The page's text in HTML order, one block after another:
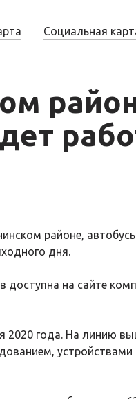
Социальная
районе,
дня.
на сайте
года. На линию